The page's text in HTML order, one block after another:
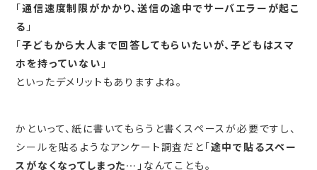
「通信速度制限がかかり、送信の途中でサーバエラーが起こ
る 」
「子どもから大人まで回答してもらいたいが、子どもはスマ
ホを持っていない 」
といったデメリットもありますよね。
かといって、紙に書いてもらうと書くスペースが必要ですし、
シールを貼るようなアンケート調査だと「途中で貼るスペー
スがなくなってしまった… 」なんてことも。